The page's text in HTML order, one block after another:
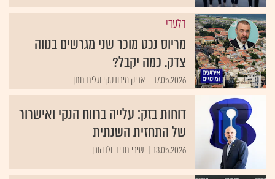
בלעדי
מריוס נכט מוכר שני מגרשים בנווה
צדק. כמה יקבל?
17.05.2026 אריק מירובסקי וגלית חתן
דוחות בזק: עלייה ברווח הנקי ואישרור
של התחזית השנתית
13.05.2026 שירי חביב-ולדהורן